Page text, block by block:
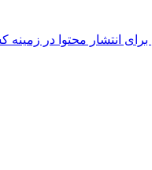
انتشار محتوا در